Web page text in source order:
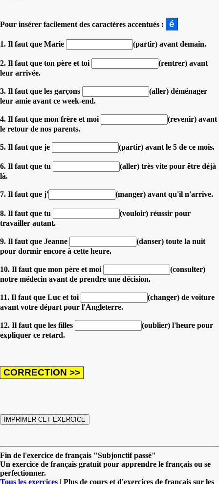
Pour insérer facilement des caractères accentués :
1. Il faut que Marie (partir) avant demain.
2. Il faut que ton père et toi
(rentrer) avant
leur arrivée.
3. Il faut que les garçons
(aller) déménager
leur amie avant ce week-end.
4. Il faut que mon frère et moi
(revenir) avant
le retour de nos parents.
5. Il faut que je (partir) avant le 5 de ce mois.
6. Il faut que tu
(aller) très vite pour être déjà
là.
7. Il faut que j' (manger) avant qu'il n'arrive.
8. Il faut que tu
(vouloir) réussir pour
travailler autant.
9. Il faut que Jeanne
(danser) toute la nuit
pour dormir encore à cette heure.
10. Il faut que mon père et moi
(consulter)
notre médecin avant de prendre une décision.
11. Il faut que Luc et toi
(changer) de voiture
avant votre départ pour l'Angleterre.
12. Il faut que les filles
(oublier) l'heure pour
expliquer ce retard.
Fin de l'exercice de français "Subjonctif passé"
Un exercice de français gratuit pour apprendre le français ou se
perfectionner.
Tous les exercices | Plus de cours et d'exercices de français sur les